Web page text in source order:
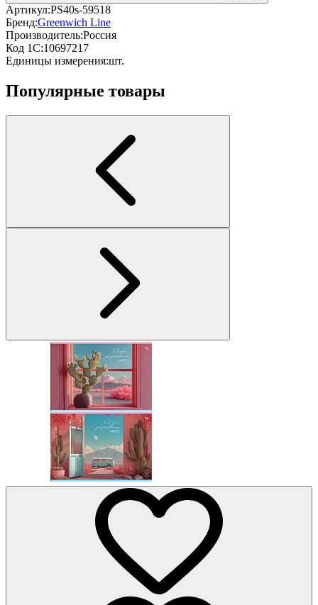
Артикул:PS40s-59518
Бренд:Greenwich Line
Производитель:Россия
Код 1С:10697217
Единицы измерения:шт.
Популярные товары